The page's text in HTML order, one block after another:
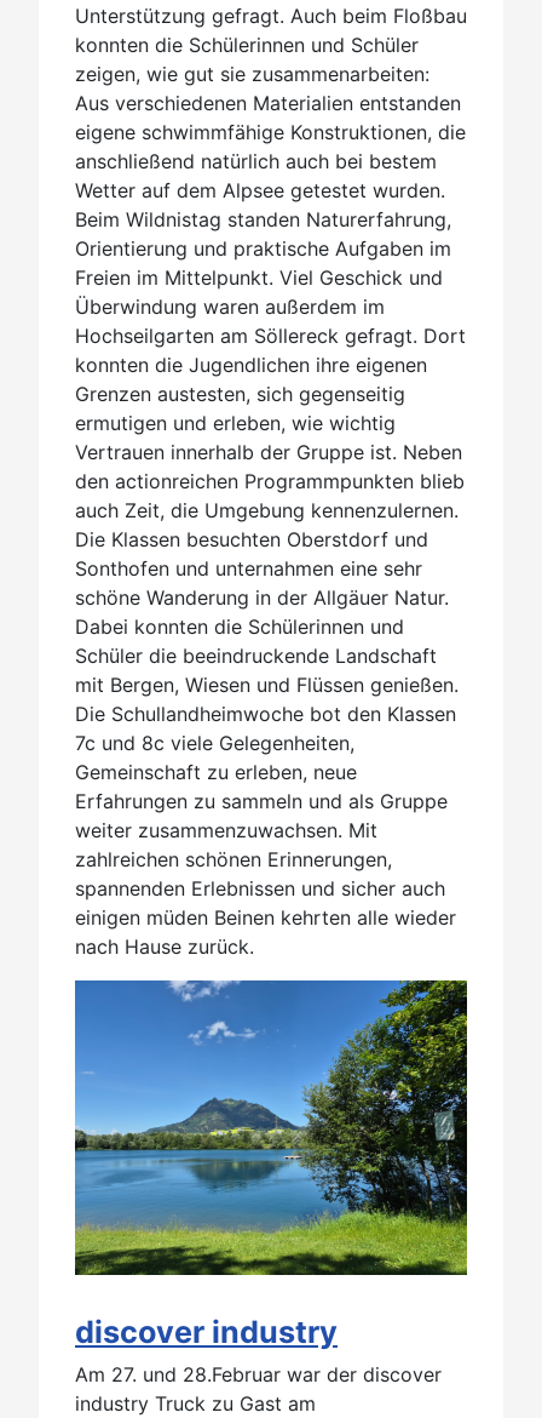
Unterstützung gefragt. Auch beim Floßbau
konnten die Schülerinnen und Schüler
zeigen, wie gut sie zusammenarbeiten:
Aus verschiedenen Materialien entstanden
eigene schwimmfähige Konstruktionen, die
anschließend natürlich auch bei bestem
Wetter auf dem Alpsee getestet wurden.
Beim Wildnistag standen Naturerfahrung,
Orientierung und praktische Aufgaben im
Freien im Mittelpunkt. Viel Geschick und
Überwindung waren außerdem im
Hochseilgarten am Söllereck gefragt. Dort
konnten die Jugendlichen ihre eigenen
Grenzen austesten, sich gegenseitig
ermutigen und erleben, wie wichtig
Vertrauen innerhalb der Gruppe ist. Neben
den actionreichen Programmpunkten blieb
auch Zeit, die Umgebung kennenzulernen.
Die Klassen besuchten Oberstdorf und
Sonthofen und unternahmen eine sehr
schöne Wanderung in der Allgäuer Natur.
Dabei konnten die Schülerinnen und
Schüler die beeindruckende Landschaft
mit Bergen, Wiesen und Flüssen genießen.
Die Schullandheimwoche bot den Klassen
7c und 8c viele Gelegenheiten,
Gemeinschaft zu erleben, neue
Erfahrungen zu sammeln und als Gruppe
weiter zusammenzuwachsen. Mit
zahlreichen schönen Erinnerungen,
spannenden Erlebnissen und sicher auch
einigen müden Beinen kehrten alle wieder
nach Hause zurück.
discover industry
Am 27. und 28.Februar war der discover
industry Truck zu Gast am